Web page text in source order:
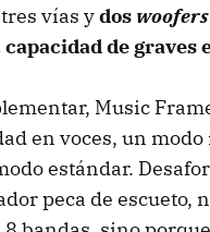
vías ydos woofers
capacidad de
Music
en voces, un
estándar.
peca de escueto,